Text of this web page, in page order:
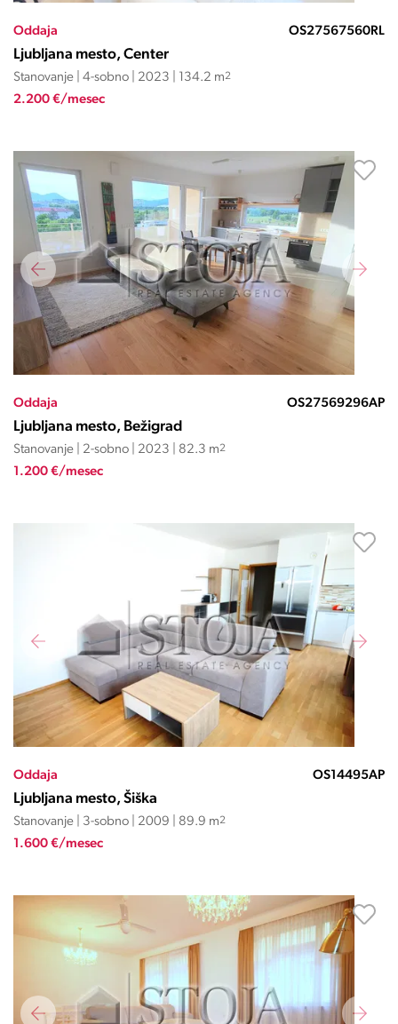
Oddaja OS27567560RL
Ljubljana mesto, Center
Stanovanje | 4-sobno | 2023 | 134.2 m2
2.200 €/mesec
Oddaja OS27569296AP
Ljubljana mesto, Bežigrad
Stanovanje | 2-sobno | 2023 | 82.3 m2
1.200 €/mesec
Oddaja OS14495AP
Ljubljana mesto, Šiška
Stanovanje | 3-sobno | 2009 | 89.9 m2
1.600 €/mesec